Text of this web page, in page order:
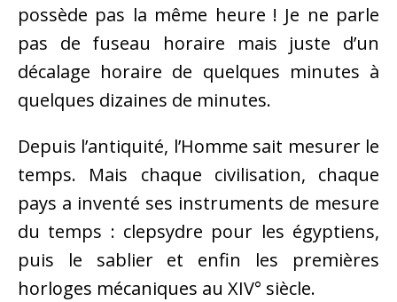
possède pas la même heure ! Je ne parle
pas de fuseau horaire mais juste d’un
décalage horaire de quelques minutes à
quelques dizaines de minutes.
Depuis l’antiquité, l’Homme sait mesurer le
temps. Mais chaque civilisation, chaque
pays a inventé ses instruments de mesure
du temps : clepsydre pour les égyptiens,
puis le sablier et enfin les premières
horloges mécaniques au XIV° siècle.